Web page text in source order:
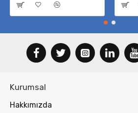
Kurumsal
Hakkımızda